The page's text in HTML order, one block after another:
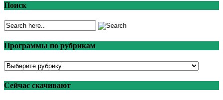
Поиск
Программы по рубрикам
Программы
рубрикам
Сейчас скачивают